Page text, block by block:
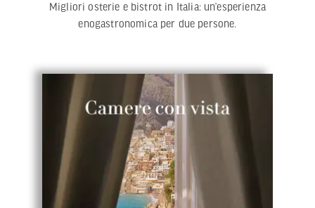
Migliori osterie e bistrot in Italia: un’esperienza
enogastronomica per due persone.